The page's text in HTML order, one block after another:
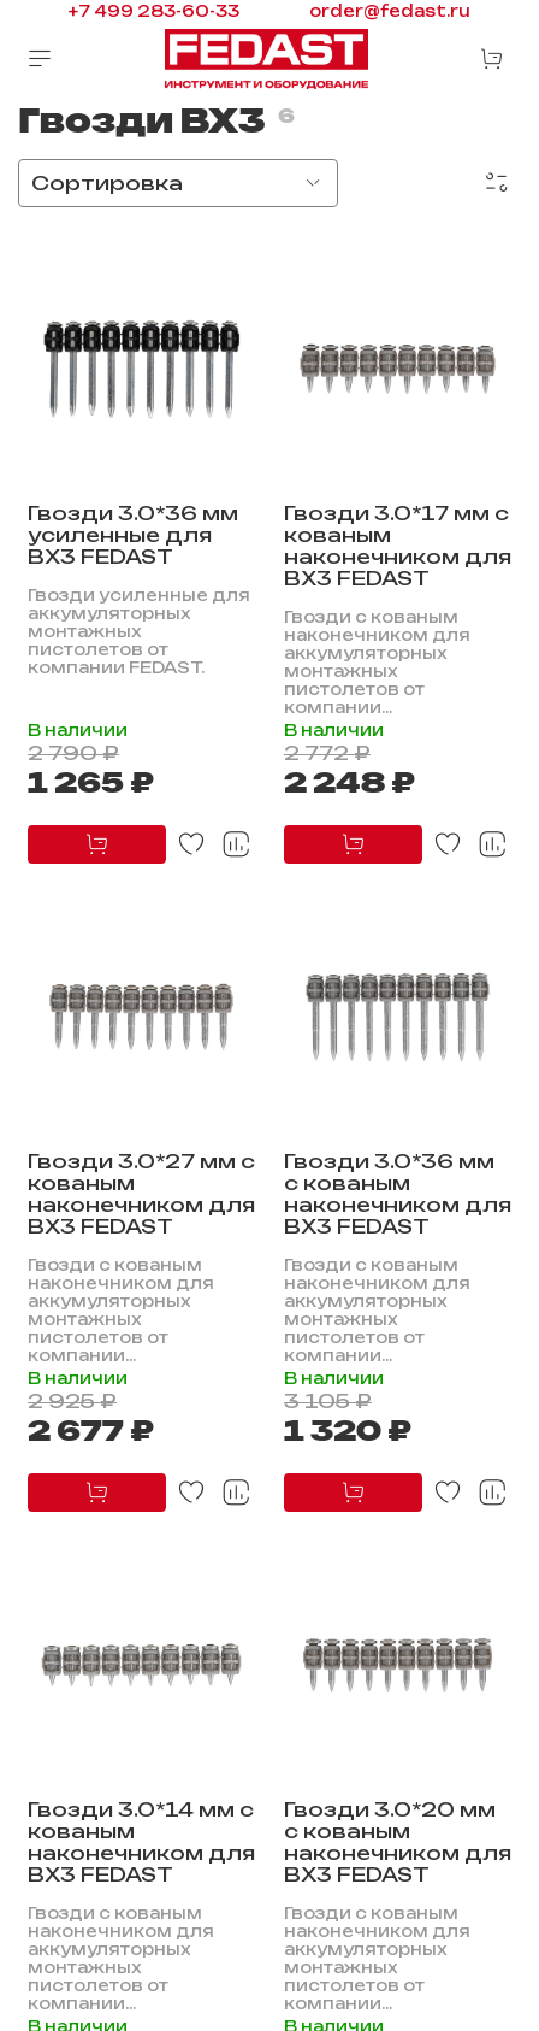
+7 499 283-60-33 order@fedast.ru
Гвозди BX3 6
Гвозди 3.0*36 мм
усиленные для
BX3 FEDAST
Гвозди усиленные для
аккумуляторных
монтажных
пистолетов от
компании FEDAST.
В наличии
2 790 ₽
1 265 ₽
Гвозди 3.0*17 мм с
кованым
наконечником для
BX3 FEDAST
Гвозди с кованым
наконечником для
аккумуляторных
монтажных
пистолетов от
компании...
В наличии
2 772 ₽
2 248 ₽
Гвозди 3.0*27 мм с
кованым
наконечником для
BX3 FEDAST
Гвозди с кованым
наконечником для
аккумуляторных
монтажных
пистолетов от
компании...
В наличии
2 925 ₽
2 677 ₽
Гвозди 3.0*36 мм
с кованым
наконечником для
BX3 FEDAST
Гвозди с кованым
наконечником для
аккумуляторных
монтажных
пистолетов от
компании...
В наличии
3 105 ₽
1 320 ₽
Гвозди 3.0*14 мм с
кованым
наконечником для
BX3 FEDAST
Гвозди с кованым
наконечником для
аккумуляторных
монтажных
пистолетов от
компании...
В наличии
Гвозди 3.0*20 мм
с кованым
наконечником для
BX3 FEDAST
Гвозди с кованым
наконечником для
аккумуляторных
монтажных
пистолетов от
компании...
В наличии